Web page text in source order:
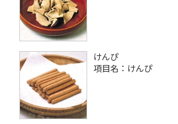
けんぴ
項目名：けんぴ